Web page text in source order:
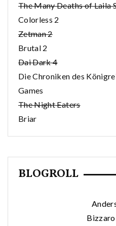
The Many Deaths of Laila
Colorless 2
Zetman 2
Brutal 2
Dai Dark 4
Die Chroniken des
Games
The Night Eaters
Briar
BLOGROLL